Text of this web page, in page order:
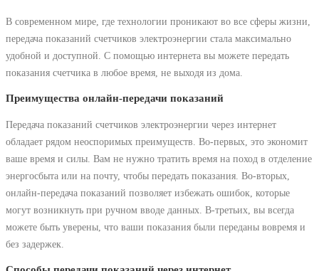
В современном мире, где технологии проникают во все сферы жизни,
передача показаний счетчиков электроэнергии стала максимально
удобной и доступной. С помощью интернета вы можете передать
показания счетчика в любое время, не выходя из дома.
Преимущества онлайн-передачи показаний
Передача показаний счетчиков электроэнергии через интернет
обладает рядом неоспоримых преимуществ. Во-первых, это экономит
ваше время и силы. Вам не нужно тратить время на поход в отделение
энергосбыта или на почту, чтобы передать показания. Во-вторых,
онлайн-передача показаний позволяет избежать ошибок, которые
могут возникнуть при ручном вводе данных. В-третьих, вы всегда
можете быть уверены, что ваши показания были переданы вовремя и
без задержек.